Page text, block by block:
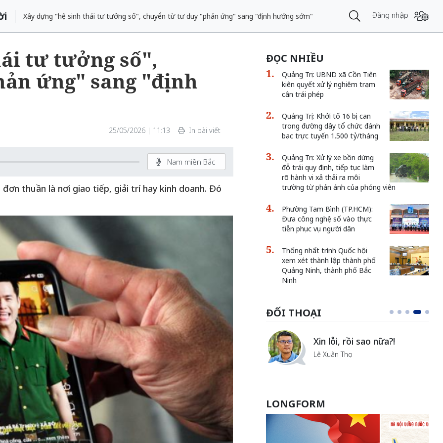
Xây dựng "hệ sinh thái tư tưởng số", chuyển từ tư duy "phản ứng" sang "định hướng sớm" Đăng nhập
tư tưởng số",
ứng" sang "định
25/05/2026 | 11:13 In bài viết
Nam miền Bắc
thuần là nơi giao tiếp, giải trí hay kinh doanh. Đó
ĐỌC NHIỀU
Quảng Trị: UBND xã Cồn Tiên
kiên quyết xử lý nghiêm trạm
cân trái phép
Quảng Trị: Khởi tố 16 bị can
trong đường dây tổ chức đánh
bạc trực tuyến 1.500 tỷ/tháng
Quảng Trị: Xử lý xe bồn dừng
đỗ trái quy định, tiếp tục làm
rõ hành vi xả thải ra môi
trường từ phản ánh của phóng viên
Phường Tam Bình (TP.HCM):
Đưa công nghệ số vào thực
tiễn phục vụ người dân
Thống nhất trình Quốc hội
xem xét thành lập thành phố
Quảng Ninh, thành phố Bắc
Ninh
ĐỐI THOẠI
nhà
Bắc Biên - Giữ một ngôi
làng ven sông Hồng của Hà
Nội
TS. Trần Kim Hào
Xin lỗi, rồi sao nữa?!
Lê Xuân Thọ
LONGFORM